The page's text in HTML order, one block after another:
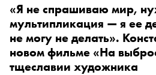
«Я не спрашиваю мир,
мультипликация — я ее
не могу не делать».
новом фильме «На
тщеславии художника